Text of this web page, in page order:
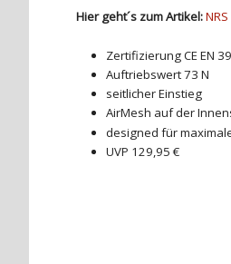
Hier geht´s zum Artikel:
Zertifizierung CE EN
Auftriebswert 73 N
seitlicher Einstieg
AirMesh auf der
designed für
UVP 129,95 €